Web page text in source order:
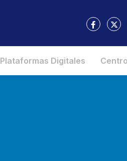
Plataformas Digitales